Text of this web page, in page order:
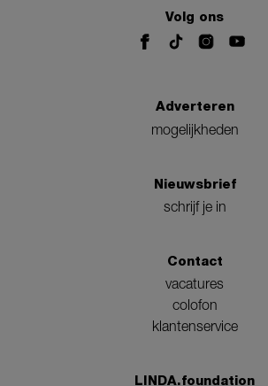
Volg ons
Adverteren
mogelijkheden
Nieuwsbrief
schrijf je in
Contact
vacatures
colofon
klantenservice
LINDA.foundation